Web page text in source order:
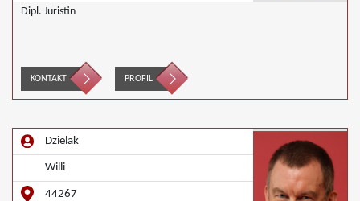
Dipl. Juristin
KONTAKT PROFIL
Dzielak
Willi
44267